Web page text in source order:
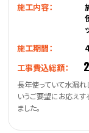
施工内容：
施工期間：
工事費込総額：
長年使っていて水漏れ
いうご要望にお応え
ました。